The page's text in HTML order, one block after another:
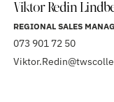
Viktor Redin
REGIONAL SALES
073 901 72 50